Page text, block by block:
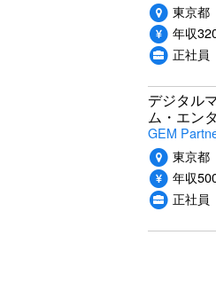
東京都
年収
正社員
デジタル
ム・エン
GEM
東京都
年収
正社員